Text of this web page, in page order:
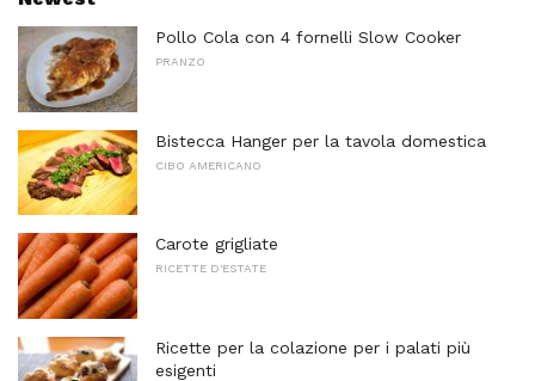
Pollo Cola con 4 fornelli Slow Cooker
PRANZO
Bistecca Hanger per la tavola domestica
CIBO AMERICANO
Carote grigliate
RICETTE D'ESTATE
Ricette per la colazione per i palati più
esigenti